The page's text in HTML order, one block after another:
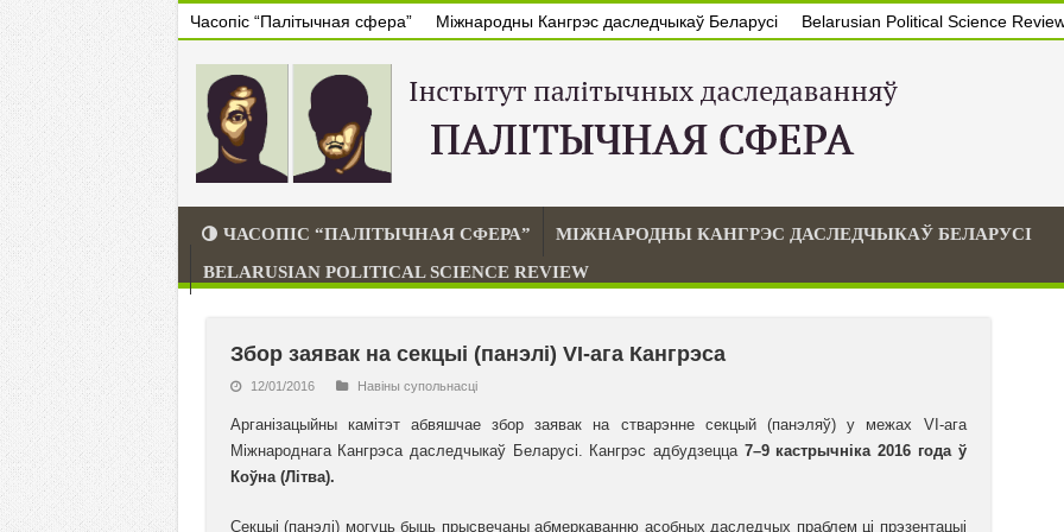
Часопіс “Палітычная сфера” Міжнародны Кангрэс даследчыкаў Беларусі Belarusian Political Science
ЧАСОПІС “ПАЛІТЫЧНАЯ СФЕРА”
МІЖНАРОДНЫ КАНГРЭС ДАСЛЕДЧЫКАЎ БЕЛАРУСІ
BELARUSIAN POLITICAL SCIENCE REVIEW
Збор заявак на секцыі (панэлі) VI-ага Кангрэса
12/01/2016 Навiны супольнасцi
Арганізацыйны камітэт абвяшчае збор заявак на стварэнне секцый (панэляў) у межах VI-ага
Міжнароднага Кангрэса даследчыкаў Беларусі. Кангрэс адбудзецца 7–9 кастрычніка 2016 года ў
Коўна (Літва).
Секцыі (панэлі) могуць быць прысвечаны абмеркаванню асобных даследчых праблем ці прэзентацыі